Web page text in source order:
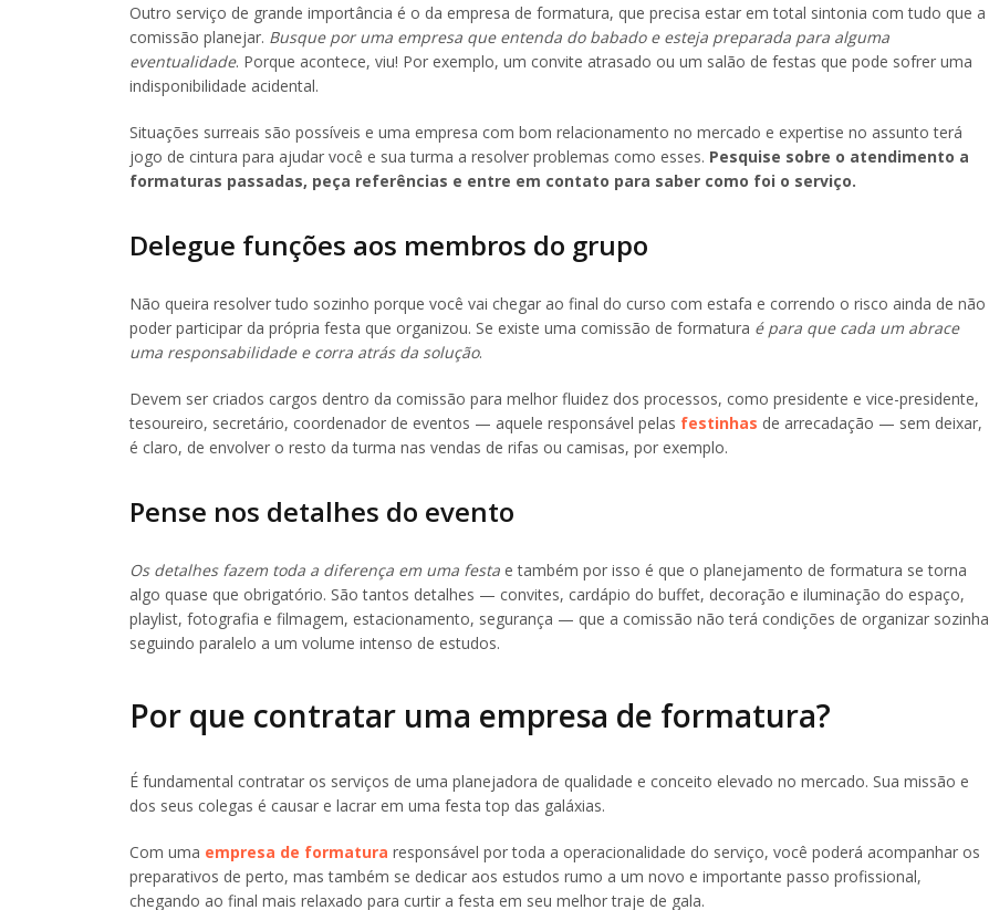
Outro serviço de grande importância é o da empresa de formatura, que precisa estar em total sintonia com tudo que a
comissão planejar. Busque por uma empresa que entenda do babado e esteja preparada para alguma
eventualidade. Porque acontece, viu! Por exemplo, um convite atrasado ou um salão de festas que pode sofrer uma
indisponibilidade acidental.
Situações surreais são possíveis e uma empresa com bom relacionamento no mercado e expertise no assunto terá
jogo de cintura para ajudar você e sua turma a resolver problemas como esses. Pesquise sobre o atendimento a
formaturas passadas, peça referências e entre em contato para saber como foi o serviço.
Delegue funções aos membros do grupo
Não queira resolver tudo sozinho porque você vai chegar ao final do curso com estafa e correndo o risco ainda de não
poder participar da própria festa que organizou. Se existe uma comissão de formatura é para que cada um abrace
uma responsabilidade e corra atrás da solução.
Devem ser criados cargos dentro da comissão para melhor fluidez dos processos, como presidente e vice-presidente,
tesoureiro, secretário, coordenador de eventos — aquele responsável pelas festinhas de arrecadação — sem deixar,
é claro, de envolver o resto da turma nas vendas de rifas ou camisas, por exemplo.
Pense nos detalhes do evento
Os detalhes fazem toda a diferença em uma festa e também por isso é que o planejamento de formatura se torna
algo quase que obrigatório. São tantos detalhes — convites, cardápio do buffet, decoração e iluminação do espaço,
playlist, fotografia e filmagem, estacionamento, segurança — que a comissão não terá condições de organizar sozinha
seguindo paralelo a um volume intenso de estudos.
Por que contratar uma empresa de formatura?
É fundamental contratar os serviços de uma planejadora de qualidade e conceito elevado no mercado. Sua missão e
dos seus colegas é causar e lacrar em uma festa top das galáxias.
Com uma empresa de formatura responsável por toda a operacionalidade do serviço, você poderá acompanhar os
preparativos de perto, mas também se dedicar aos estudos rumo a um novo e importante passo profissional,
chegando ao final mais relaxado para curtir a festa em seu melhor traje de gala.